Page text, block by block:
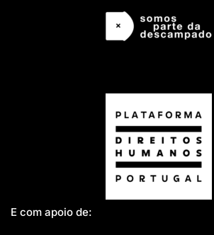
E com apoio de: